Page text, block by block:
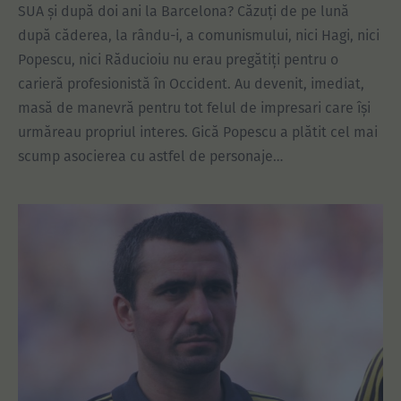
SUA și după doi ani la Barcelona? Căzuți de pe lună
după căderea, la rându-i, a comunismului, nici Hagi, nici
Popescu, nici Răducioiu nu erau pregătiți pentru o
carieră profesionistă în Occident. Au devenit, imediat,
masă de manevră pentru tot felul de impresari care își
urmăreau propriul interes. Gică Popescu a plătit cel mai
scump asocierea cu astfel de personaje…